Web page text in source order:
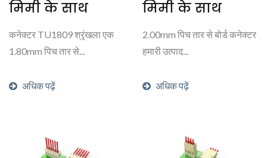
मिमी के साथ
कनेक्टर TU1809 श्रृंखला एक
1.80mm पिच तार से...
अधिक पढ़ें
मिमी के साथ
2.00mm पिच तार से बोर्ड कनेक्टर
हमारी उत्पाद...
अधिक पढ़ें